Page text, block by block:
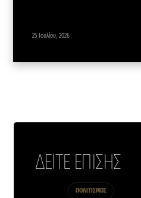
25 Ιουλίου, 2026
ΔΕΙΤΕ ΕΠΙΣΗΣ
ΠΟΛΙΤΙΣΜΟΣ